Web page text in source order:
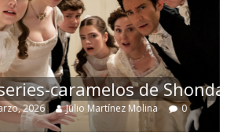
de Shondaland
Julio Martínez Molina 0